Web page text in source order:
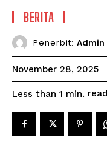
BERITA
Penerbit: Admin
November 28, 2025
Less than 1 min. read